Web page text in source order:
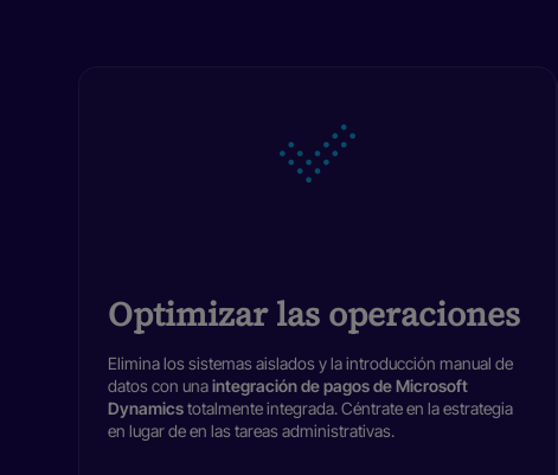
Optimizar las operaciones
Elimina los sistemas aislados y la introducción manual de
datos con unaintegración de pagos de Microsoft
Dynamicstotalmente integrada. Céntrate en la estrategia
en lugar de en las tareas administrativas.